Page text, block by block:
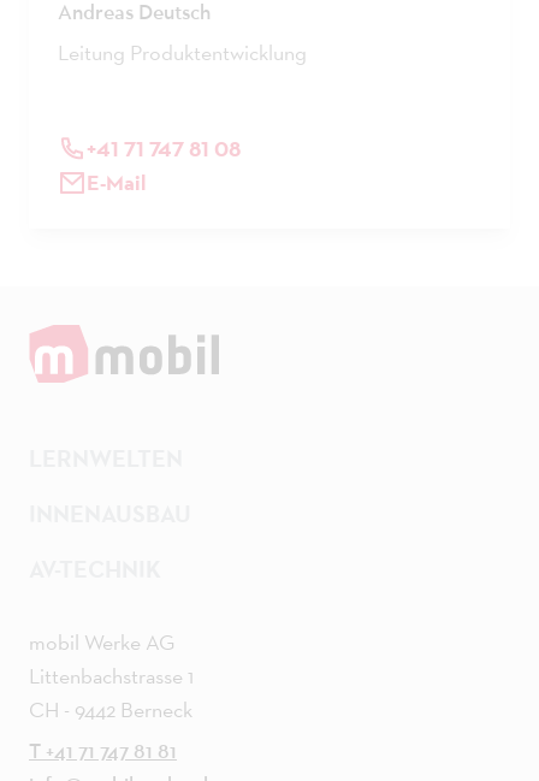
Andreas Deutsch
Leitung Produktentwicklung
+41 71 747 81 08
E-Mail
mobil Werke AG
Littenbachstrasse 1
CH - 9442 Berneck
T +41 71 747 81 81